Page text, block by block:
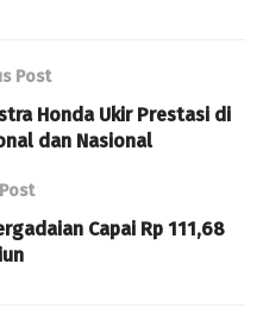
Post
Honda Ukir Prestasi di
dan Nasional
Capai Rp 111,68